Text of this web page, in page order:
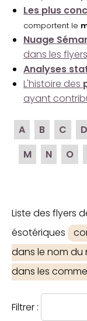
Les plus
comportent le
Nuage
dans les
Analyses
L'histoire des
ayant
A B C D
M
N O
Liste des flyers
ésotériques
dans le nom du
dans les
Filtrer :